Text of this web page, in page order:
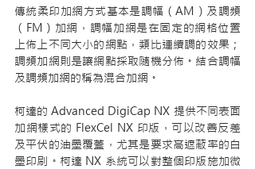
傳統柔印加網方式基本是調幅（AM）及調頻
（FM）加網，調幅加網是在固定的網格位置
上佈上不同大小的網點，類比連續調的效果；
調頻加網則是讓網點採取隨機分佈。結合調幅
及調頻加網的稱為混合加網。
柯達的 Advanced DigiCap NX 提供不同表面
加網樣式的 FlexCel NX 印版，可以改善反差
及平伏的油墨覆蓋，尤其是要求高遮蔽率的白
墨印刷。柯達 NX 系統可以對整個印版施加微